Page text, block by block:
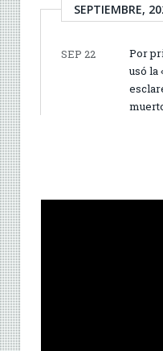
SEPTIEMBRE,
SEP 22
Por
usó la